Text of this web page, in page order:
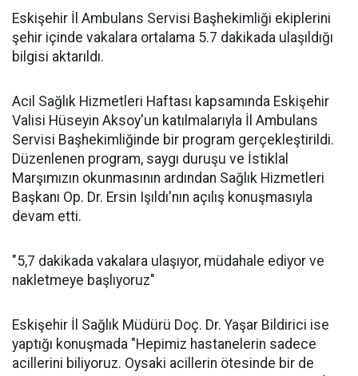
Eskişehir İl Ambulans Servisi Başhekimliği ekiplerini
şehir içinde vakalara ortalama 5.7 dakikada ulaşıldığı
bilgisi aktarıldı.
Acil Sağlık Hizmetleri Haftası kapsamında Eskişehir
Valisi Hüseyin Aksoy'un katılmalarıyla İl Ambulans
Servisi Başhekimliğinde bir program gerçekleştirildi.
Düzenlenen program, saygı duruşu ve İstiklal
Marşımızın okunmasının ardından Sağlık Hizmetleri
Başkanı Op. Dr. Ersin Işıldı'nın açılış konuşmasıyla
devam etti.
"5,7 dakikada vakalara ulaşıyor, müdahale ediyor ve
nakletmeye başlıyoruz"
Eskişehir İl Sağlık Müdürü Doç. Dr. Yaşar Bildirici ise
yaptığı konuşmada "Hepimiz hastanelerin sadece
acillerini biliyoruz. Oysaki acillerin ötesinde bir de